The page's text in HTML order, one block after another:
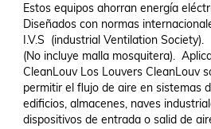
Estos equipos ahorran energía
Diseñados con normas
I.V.S  (industrial Ventilation Society).
(No incluye malla mosquitera).
CleanLouv Los Louvers CleanLouv
permitir el flujo de aire en sistemas
edificios, almacenes, naves
dispositivos de entrada o salid de